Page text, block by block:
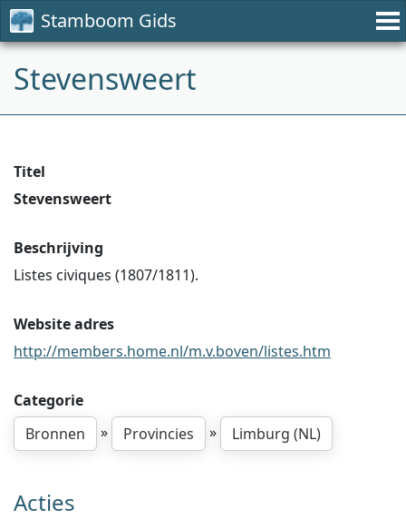
Stamboom Gids
Stevensweert
Titel
Stevensweert
Beschrijving
Listes civiques (1807/1811).
Website adres
http://members.home.nl/m.v.boven/listes.htm
Categorie
Bronnen
» Provincies » Limburg (NL)
Acties